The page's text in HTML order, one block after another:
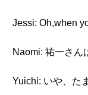
Jessi: Oh,when
Naomi: 祐一さん
Yuichi: いや、た